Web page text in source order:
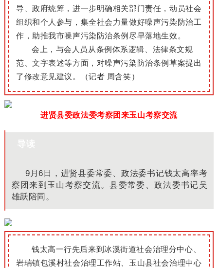
导、政府统筹，进一步明确相关部门责任，动员社会
组织和个人参与，集全社会力量做好噪声污染防治工
作，助推我市噪声污染防治条例尽早落地生效。
会上，与会人员从条例体系逻辑、法律条文规
范、文字表述等方面，对噪声污染防治条例草案提出
了修改意见建议。（记者 周含笑）
进贤县委政法委考察团来玉山考察交流
导读
9月6日，进贤县委常委、政法委书记钱太高率考
察团来到玉山考察交流。县委常委、政法委书记吴
雄跃陪同。
钱太高一行先后来到冰溪街道社会治理分中心、
岩瑞镇包溪村社会治理工作站、玉山县社会治理中心